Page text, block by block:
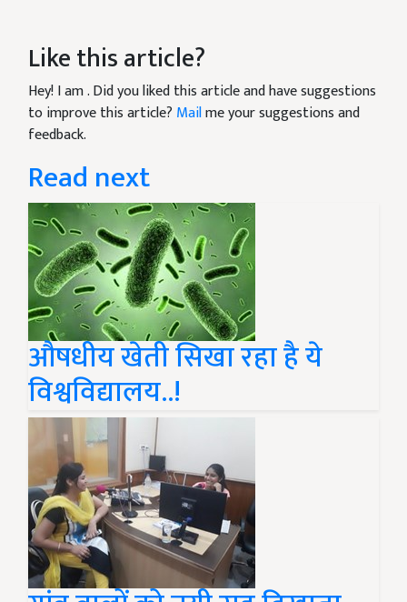
Like this article?
Hey! I am. Did you liked this article and have suggestions
to improve this article? Mailme your suggestions and
feedback.
Read next
औषधीय खेती सिखा रहा है ये
विश्वविद्यालय..!